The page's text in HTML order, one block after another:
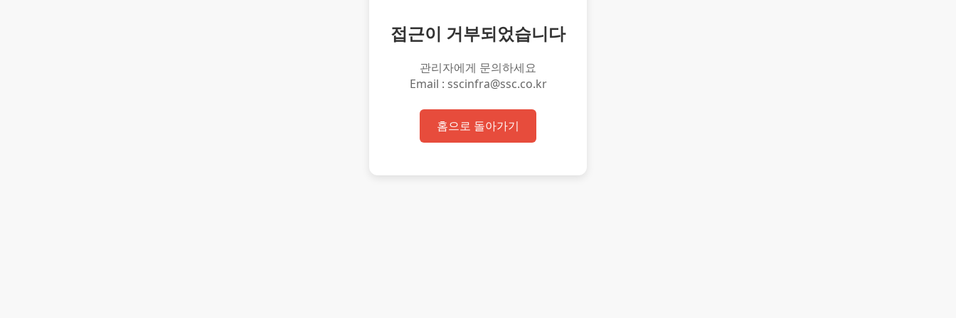
접근이 거부되었습니다
관리자에게 문의하세요
Email : sscinfra@ssc.co.kr
홈으로 돌아가기